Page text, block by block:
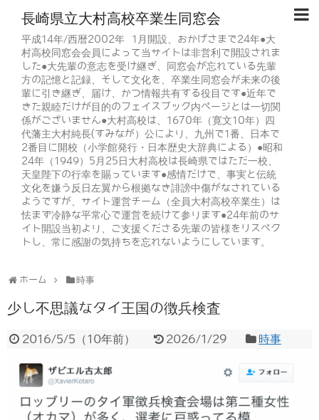
長崎県立大村高校卒業生同窓会
平成14年/西暦2002年 1月開設、おかげさまで24年●大
村高校同窓会会員によって当サイトは非営利で開設されま
した●大先輩の意志を受け継ぎ、同窓会が忘れている先輩
方の記憶と記録、そして文化を、卒業生同窓会が未来の後
輩に引き継ぎ、届け、かつ情報共有する役目です●近年で
きた親睦だけが目的のフェイスブック内ページとは一切関
係がございません●大村高校は、1670年（寛文10年）四
代藩主大村純長(すみなが）公により、九州で1番、日本で
2番目に開校（小学館発行・日本歴史大辞典による）●昭和
24年（1949）5月25日大村高校は長崎県ではただ一校、
天皇陛下の行幸を賜っています●感情だけで、事実と伝統
文化を嫌う反日左翼から根拠なき誹謗中傷がなされている
ようですが、サイト運営チーム（全員大村高校卒業生）は
怯まず冷静な平常心で運営を続けて参ります●24年前のサ
イト開設当初より、ご支援くださる先輩の皆様をリスペク
トし、常に感謝の気持ちを忘れないようにしています。
ホーム 時事
少し不思議なタイ王国の徴兵検査
2016/5/5 （10年前） 2026/1/29 時事